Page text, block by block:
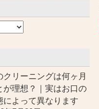
クリーニングは何ヶ月
が理想？｜実はお口の
によって異なります